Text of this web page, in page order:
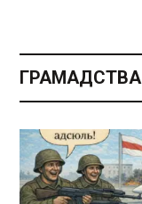
ГРАМАДСТВА